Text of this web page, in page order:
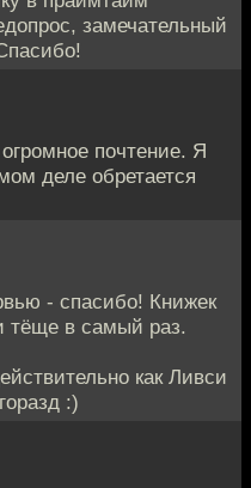
замечательный
почтение. Я
деле обретается
- спасибо! Книжек
тёще в самый раз.
как Ливси
:)